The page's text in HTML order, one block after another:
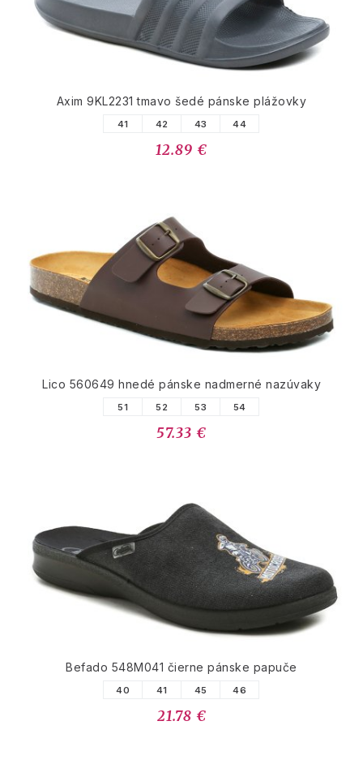
Axim 9KL2231 tmavo šedé pánske plážovky
41 42 43 44
12.89 €
Lico 560649 hnedé pánske nadmerné nazúvaky
51 52 53 54
57.33 €
Befado 548M041 čierne pánske papuče
40 41 45 46
21.78 €